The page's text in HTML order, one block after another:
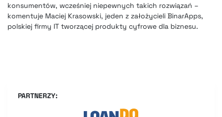
konsumentów, wcześniej niepewnych takich rozwiązań –
komentuje Maciej Krasowski, jeden z założycieli BinarApps,
polskiej firmy IT tworzącej produkty cyfrowe dla biznesu.
PARTNERZY: